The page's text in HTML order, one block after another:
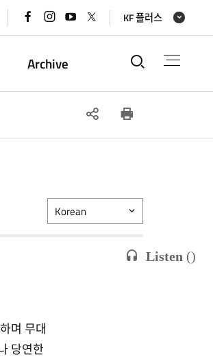
페이스북
바로가기
인스타그램
바로가기
유튜브
바로가기
x(트위터)
바로가기
KF 플러스
Archive 통합검
SNS
Listen ()
Korean
며 무대
당연한